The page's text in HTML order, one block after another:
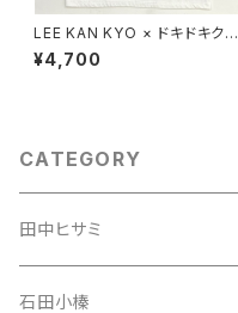
LEE KAN KYO × ドキドキクラ
ブ コラボTシャツ＿時代に逆行
せよ(黒)
¥4,700
CATEGORY
田中ヒサミ
石田小榛